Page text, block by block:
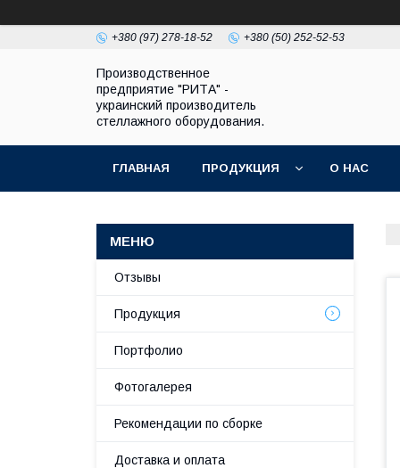
+380 (97) 278-18-52 +380 (50) 252-52-53
Производственное
предприятие "РИТА" -
украинский производитель
стеллажного оборудования.
ГЛАВНАЯ ПРОДУКЦИЯ О НАС
Отзывы
Продукция
Портфолио
Фотогалерея
Рекомендации по сборке
Доставка и оплата